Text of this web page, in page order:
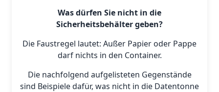
Was dürfen Sie nicht in die
Sicherheitsbehälter geben?
Die Faustregel lautet: Außer Papier oder Pappe
darf nichts in den Container.
Die nachfolgend aufgelisteten Gegenstände
sind Beispiele dafür, was nicht in die Datentonne